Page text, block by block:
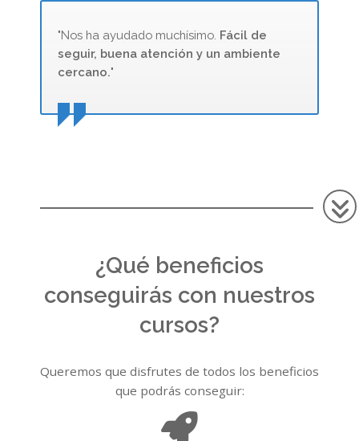
"Nos ha ayudado muchísimo. Fácil de
seguir, buena atención y un ambiente
cercano."
¿Qué beneficios
conseguirás con nuestros
cursos?
Queremos que disfrutes de todos los beneficios
que podrás conseguir: